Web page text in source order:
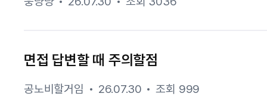
면접 답변할 때 주의할점
공노비할거임 26.07.30 조회 999